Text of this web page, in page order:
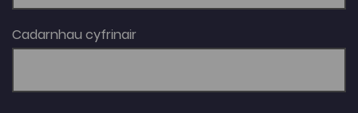
Cadarnhau cyfrinair